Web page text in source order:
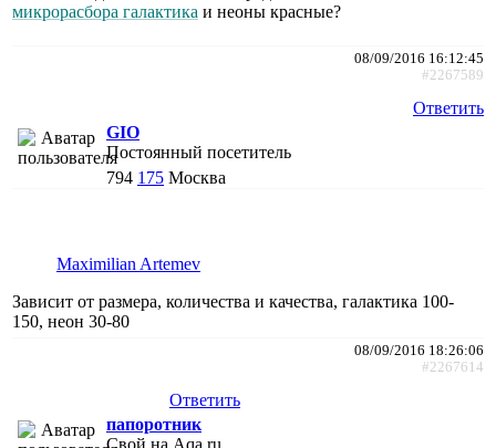
микрорасбора галактика и неоны красные?
08/09/2016 16:12:45
#2267589
Ответить
GIO
Постоянный посетитель
794 175 Москва
Maximilian Artemev
Зависит от размера, количества и качества, галактика 100-
150, неон 30-80
08/09/2016 18:26:06
#2267614
Ответить
папоротник
Свой на Aqa.ru,